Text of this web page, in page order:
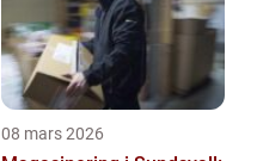
08 mars 2026